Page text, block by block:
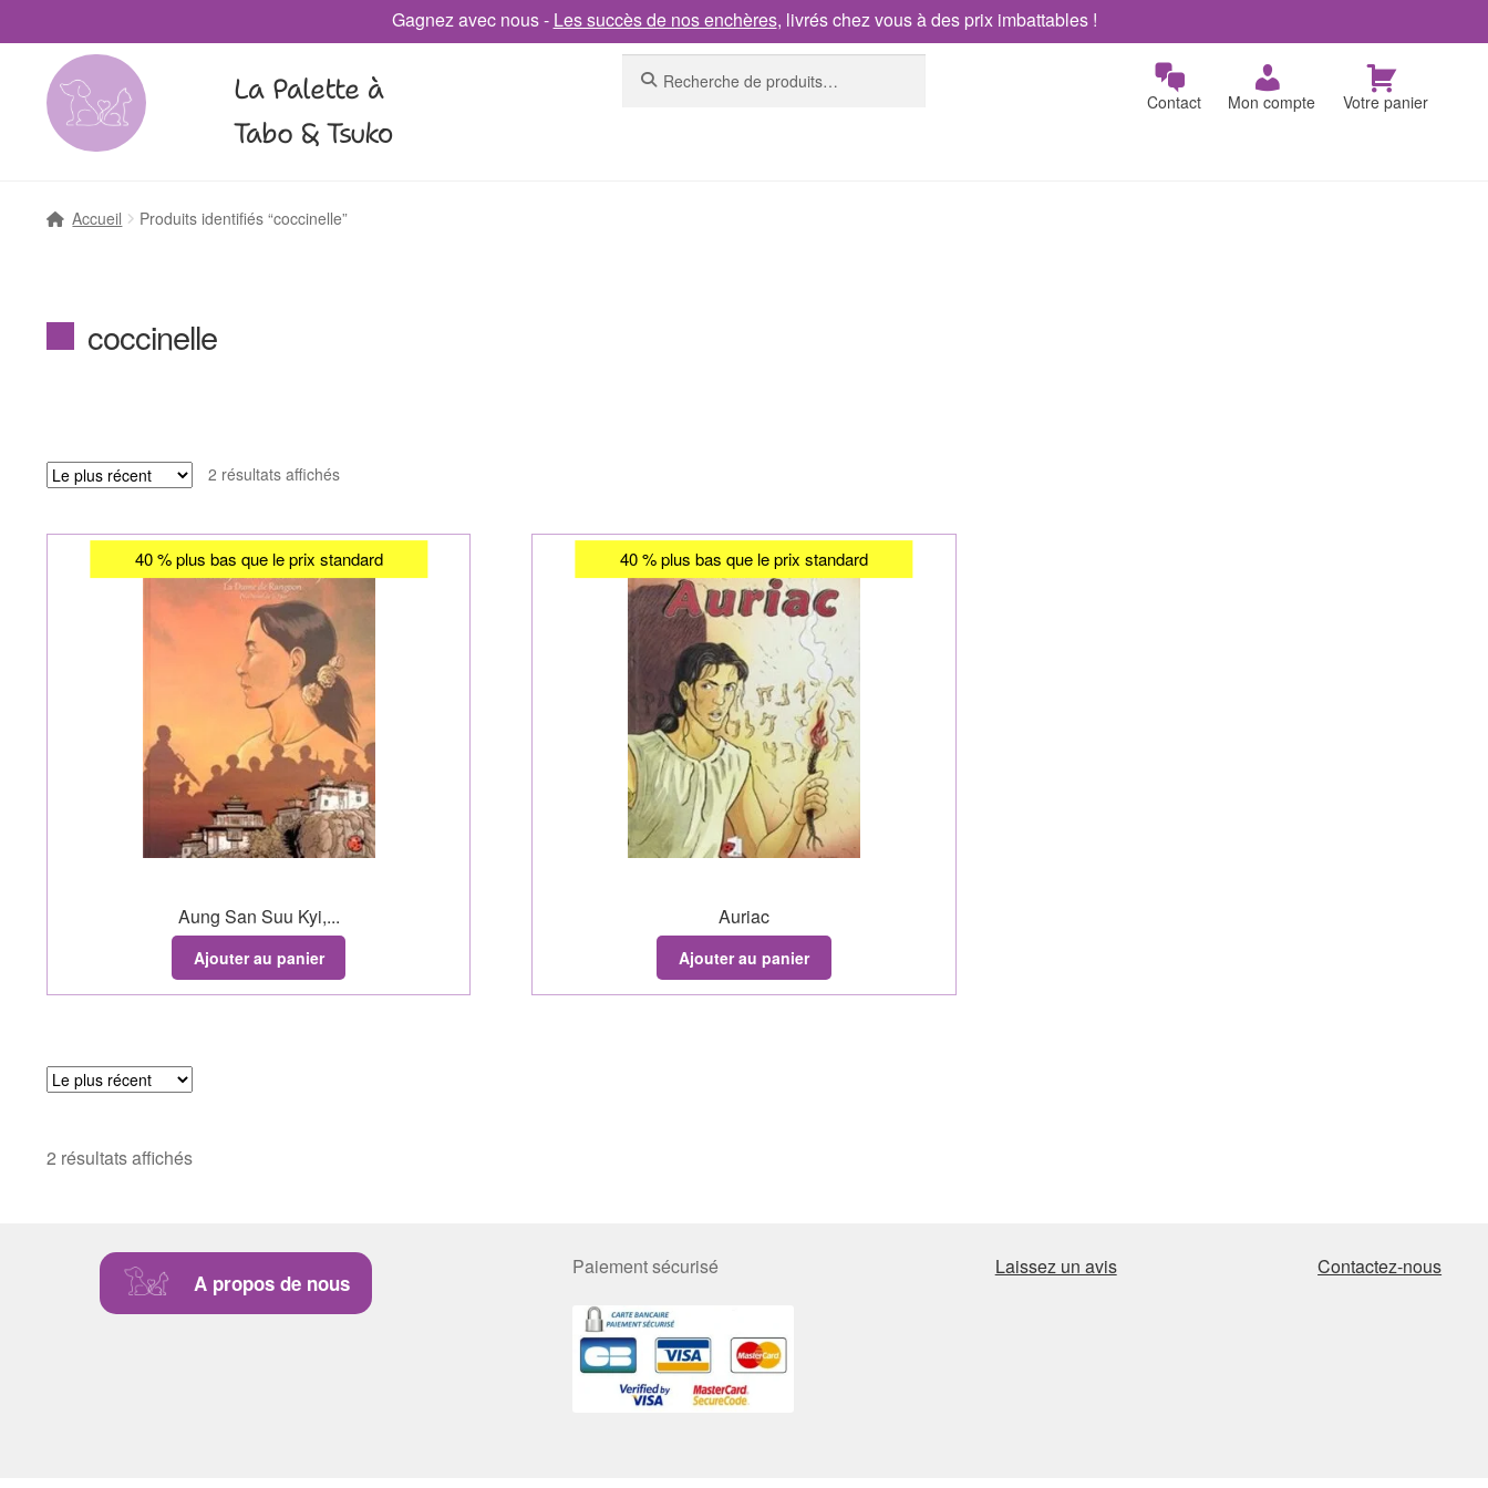
Gagnez avec nous - Les succès de nos enchères, livrés chez vous à des prix imbattables !
La Palette à
Tabo & Tsuko
Contact
Mon compte Votre panier
Accueil Produits identifiés “coccinelle”
coccinelle
2 résultats affichés
40 % plus bas que le prix standard
Aung San Suu Kyi,...
Ajouter au panier
40 % plus bas que le prix standard
Auriac
Ajouter au panier
2 résultats affichés
A propos de nous
Paiement sécurisé Laissez un avis Contactez-nous